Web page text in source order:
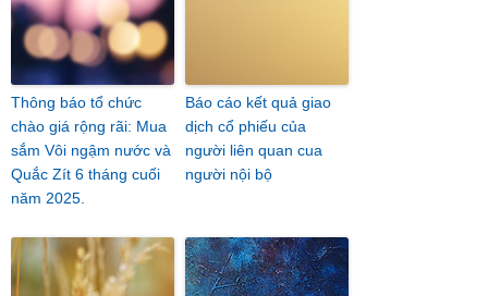
Thông báo tổ chức
chào giá rộng rãi: Mua
sắm Vôi ngậm nước và
Quắc Zít 6 tháng cuối
năm 2025.
Báo cáo kết quả giao
dịch cổ phiếu của
người liên quan cua
người nội bộ